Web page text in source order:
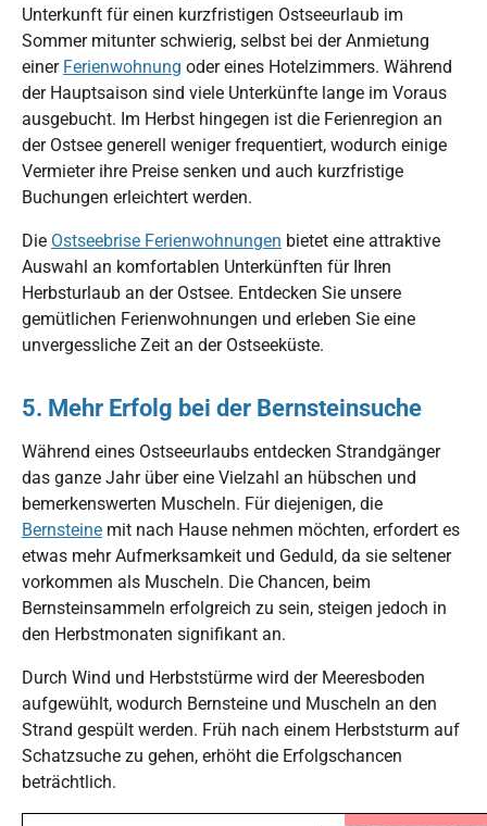
Unterkunft für einen kurzfristigen Ostseeurlaub im
Sommer mitunter schwierig, selbst bei der Anmietung
einer Ferienwohnung oder eines Hotelzimmers. Während
der Hauptsaison sind viele Unterkünfte lange im Voraus
ausgebucht. Im Herbst hingegen ist die Ferienregion an
der Ostsee generell weniger frequentiert, wodurch einige
Vermieter ihre Preise senken und auch kurzfristige
Buchungen erleichtert werden.
Die Ostseebrise Ferienwohnungen bietet eine attraktive
Auswahl an komfortablen Unterkünften für Ihren
Herbsturlaub an der Ostsee. Entdecken Sie unsere
gemütlichen Ferienwohnungen und erleben Sie eine
unvergessliche Zeit an der Ostseeküste.
5. Mehr Erfolg bei der Bernsteinsuche
Während eines Ostseeurlaubs entdecken Strandgänger
das ganze Jahr über eine Vielzahl an hübschen und
bemerkenswerten Muscheln. Für diejenigen, die
Bernsteine mit nach Hause nehmen möchten, erfordert es
etwas mehr Aufmerksamkeit und Geduld, da sie seltener
vorkommen als Muscheln. Die Chancen, beim
Bernsteinsammeln erfolgreich zu sein, steigen jedoch in
den Herbstmonaten signifikant an.
Durch Wind und Herbststürme wird der Meeresboden
aufgewühlt, wodurch Bernsteine und Muscheln an den
Strand gespült werden. Früh nach einem Herbststurm auf
Schatzsuche zu gehen, erhöht die Erfolgschancen
beträchtlich.